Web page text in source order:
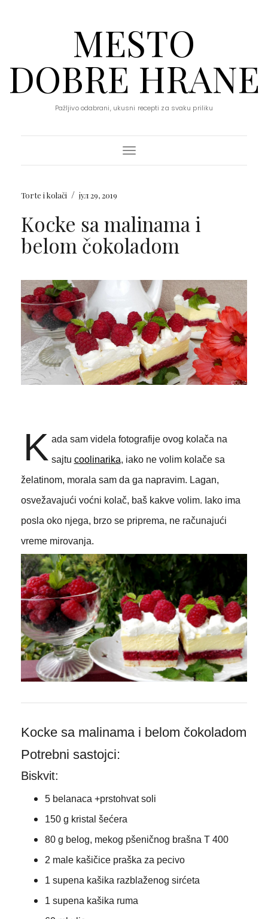
MESTO
DOBRE HRANE
Pažljivo odabrani, ukusni recepti za svaku priliku
Toggle Navigation
Torte i kolači / јул 29, 2019
Kocke sa malinama i
belom čokoladom
K ada sam videla fotografije ovog kolača na
sajtu coolinarika, iako ne volim kolače sa
želatinom, morala sam da ga napravim. Lagan,
osvežavajući voćni kolač, baš kakve volim. Iako ima
posla oko njega, brzo se priprema, ne računajući
vreme mirovanja.
Kocke sa malinama i belom čokoladom
Potrebni sastojci:
Biskvit:
5 belanaca +prstohvat soli
150 g kristal šećera
80 g belog, mekog pšeničnog brašna T 400
2 male kašičice praška za pecivo
1 supena kašika razblaženog sirćeta
1 supena kašika ruma